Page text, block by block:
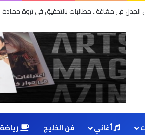
أجواء الدبكة في “طربقة”
أغاني فن الخليج رياضة